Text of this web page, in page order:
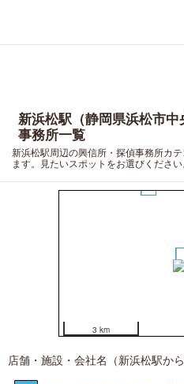
新浜松駅（静岡県浜松市
事務所一覧
新浜松駅周辺の興信所・探偵事務所カ
ます。見たいスポットをお選びください
123
5
6
3 km
店舗・施設・会社名（新浜松駅から